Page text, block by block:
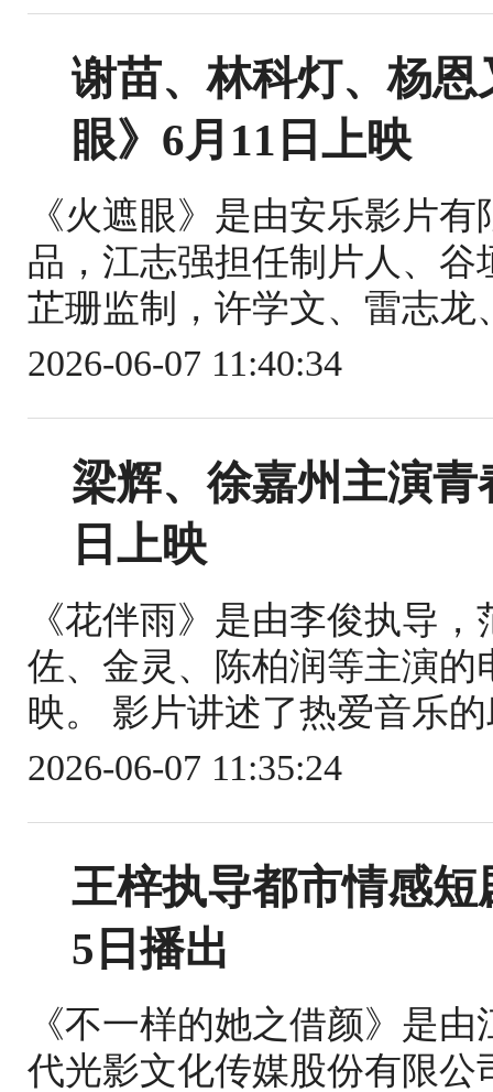
谢苗、林科灯、杨
眼》6月11日上映
《火遮眼》是由安乐影片
品，江志强担任制片人、
芷珊监制，许学文、雷志
2026-06-07 11:40:34
梁辉、徐嘉州主演
日上映
《花伴雨》是由李俊执导
佐、金灵、陈柏润等主演的
映。 影片讲述了热爱音乐
2026-06-07 11:35:24
王梓执导都市情感
5日播出
《不一样的她之借颜》是
代光影文化传媒股份有限